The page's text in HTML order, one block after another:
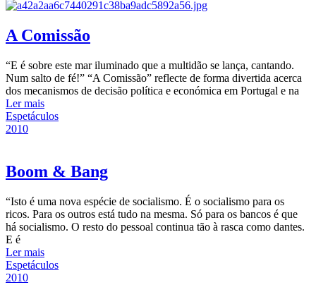
A Comissão
“E é sobre este mar iluminado que a multidão se lança, cantando.
Num salto de fé!” “A Comissão” reflecte de forma divertida acerca
dos mecanismos de decisão política e económica em Portugal e na
Ler mais
Espetáculos
2010
Boom & Bang
“Isto é uma nova espécie de socialismo. É o socialismo para os
ricos. Para os outros está tudo na mesma. Só para os bancos é que
há socialismo. O resto do pessoal continua tão à rasca como dantes.
E é
Ler mais
Espetáculos
2010